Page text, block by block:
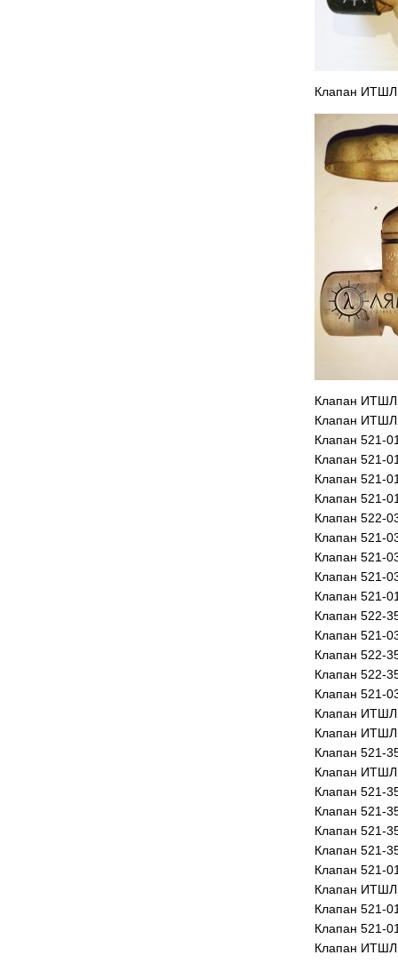
Клапан ИТШЛ
Клапан ИТШЛ
Клапан ИТШЛ
Клапан 521-
Клапан 521-
Клапан 521-
Клапан 521-
Клапан 522-
Клапан 521-
Клапан 521-
Клапан 521-
Клапан 521-
Клапан 522-
Клапан 521-
Клапан 522-
Клапан 522-
Клапан 521-
Клапан
Клапан ИТШЛ
Клапан 521-
Клапан ИТШЛ
Клапан 521-
Клапан 521-
Клапан 521-
Клапан 521-
Клапан 521-
Клапан ИТШЛ
Клапан 521-
Клапан 521-
Клапан ИТШЛ